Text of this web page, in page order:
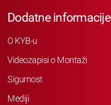
Dodatne informacije
O KYB-u
Videozapisi o Montaži
Sigurnost
Mediji